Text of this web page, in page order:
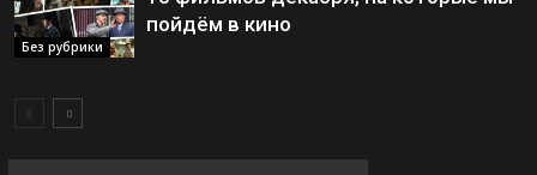
Без рубрики
пойдём в кино